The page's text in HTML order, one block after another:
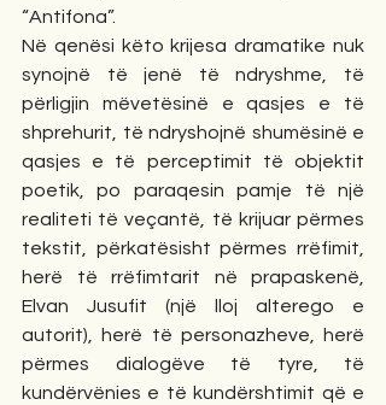
“Antifona”.
Në qenësi këto krijesa dramatike nuk
synojnë të jenë të ndryshme, të
përligjin mëvetësinë e qasjes e të
shprehurit, të ndryshojnë shumësinë e
qasjes e të perceptimit të objektit
poetik, po paraqesin pamje të një
realiteti të veçantë, të krijuar përmes
tekstit, përkatësisht përmes rrëfimit,
herë të rrëfimtarit në prapaskenë,
Elvan Jusufit (një lloj alterego e
autorit), herë të personazheve, herë
përmes dialogëve të tyre, të
kundërvënies e të kundërshtimit që e